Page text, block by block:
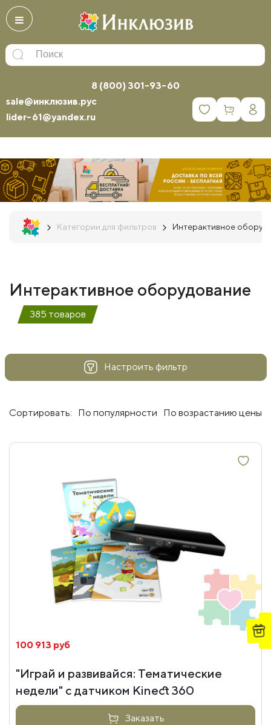
8 (800) 301-93-60
sale@инклюзив.рус
lider-61@yandex.ru
0
Категории для фильтров Интерактивное
Интерактивное оборудование
385 товаров
Настроить фильтр
Сортировать: По популярности По возрастанию цены
100 913 руб
"Играй и развивайся: Тематические
недели" с датчиком Kinect 360
Заказать